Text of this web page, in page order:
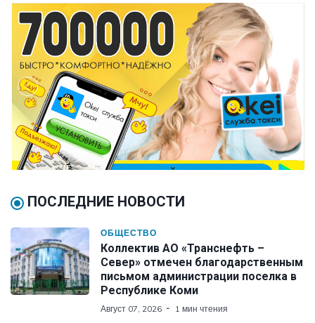
ПОСЛЕДНИЕ НОВОСТИ
ОБЩЕСТВО
Коллектив АО «Транснефть –
Север» отмечен благодарственным
письмом администрации поселка в
Республике Коми
Август 07, 2026 1 мин чтения